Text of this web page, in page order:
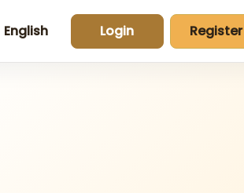
English Login Register